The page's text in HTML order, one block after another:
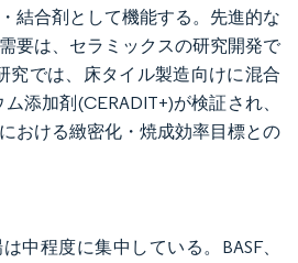
結合剤として機能する。先進的な
要は、セラミックスの研究開発で
究では、床タイル製造向けに混合
添加剤(CERADIT+)が検証され、
おける緻密化・焼成効率目標との
中程度に集中している。BASF、